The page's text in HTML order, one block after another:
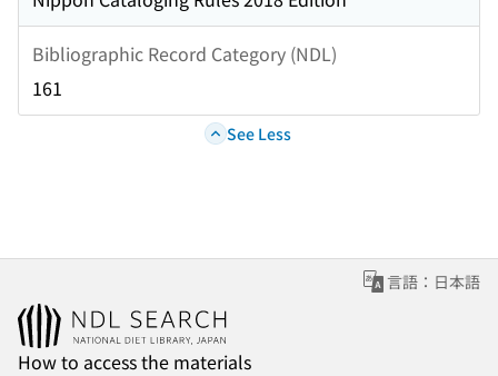
Bibliographic Record Category (NDL)
161
See Less
言語：日本語
How to access the materials